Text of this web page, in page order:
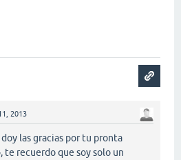
2013
las gracias por tu pronta
te recuerdo que soy solo un